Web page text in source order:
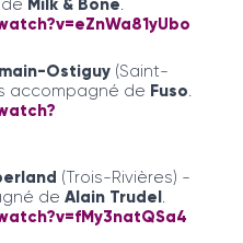
Milk & Bone.
Ostiguy (Saint-
accompagné de Fuso.
(Trois-Rivières) -
de Alain Trudel.